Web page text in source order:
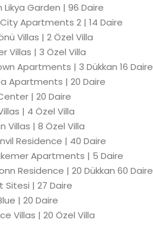
Likya Garden | 96 Daire
City Apartments 2 | 14 Daire
Villas | 2 Özel Villa
Villas | 3 Özel Villa
Apartments | 3 Dükkan 16 Daire
Apartments | 20 Daire
| 20 Daire
| 4 Özel Villa
Villas | 8 Özel Villa
Residence | 40 Daire
Apartments | 5 Daire
Residence | 20 Dükkan 60 Daire
Sitesi | 27 Daire
| 20 Daire
Villas | 20 Özel Villa